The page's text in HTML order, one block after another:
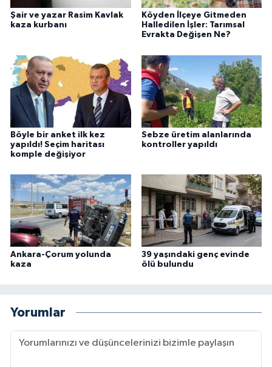
Şair ve yazar Rasim Kavlak
kaza kurbanı
Köyden İlçeye Gitmeden
Halledilen İşler: Tarımsal
Evrakta Değişen Ne?
Böyle bir anket ilk kez
yapıldı! Seçim haritası
komple değişiyor
Sebze üretim alanlarında
kontroller yapıldı
Ankara-Çorum yolunda
kaza
39 yaşındaki genç evinde
ölü bulundu
Yorumlar